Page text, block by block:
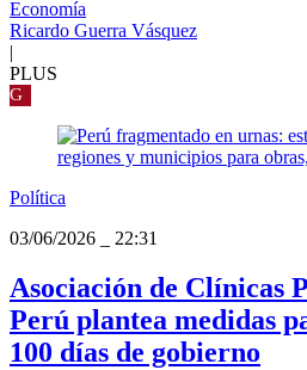
Economía
Ricardo Guerra Vásquez
|
PLUS
G
Política
03/06/2026
22:31
Asociación de Clínicas
Perú plantea medidas
100 días de gobierno